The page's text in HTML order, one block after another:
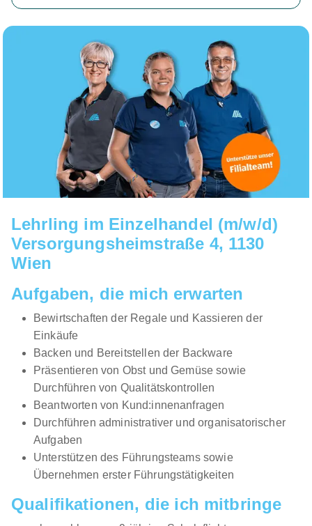
Infos zum Beruf Einzelhandelskaufmann
82 offene Lehrstellen
Lehrling im Einzelhandel (m/w/d) Neutorgasse
01.09.2026
1010 Wien
Lehre Future Customer Expert - Einzelhandel /
Schwerpunkt Telekommunikation (w/m/d) Wien
Magenta Telekom
01.08.2026
1030 Wien
Lehrling im Einzelhandel (m/w/d)
Versorgungsheimstraße 4, 1130
Wien
Aufgaben, die mich erwarten
Bewirtschaften der Regale und Kassieren der
Einkäufe
Backen und Bereitstellen der Backware
Präsentieren von Obst und Gemüse sowie
Durchführen von Qualitätskontrollen
Beantworten von Kund:innenanfragen
Durchführen administrativer und organisatorischer
Aufgaben
Unterstützen des Führungsteams sowie
Übernehmen erster Führungstätigkeiten
Qualifikationen, die ich mitbringe